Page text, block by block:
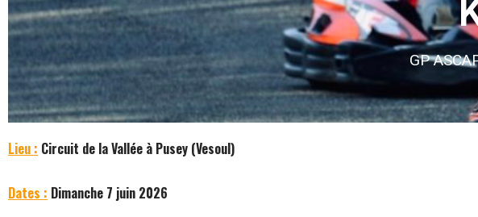
GP
Lieu : Circuit de la Vallée à Pusey (Vesoul)
Dates : Dimanche 7 juin 2026